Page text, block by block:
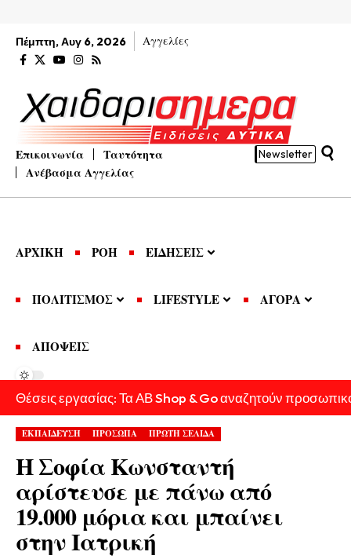
Πέμπτη, Αυγ 6, 2026 Αγγελίες
Επικοινωνία
Ταυτότητα
Ανέβασμα Αγγελίας
Newsletter
ΑΡΧΙΚΗ ΡΟΗ ΕΙΔΗΣΕΙΣ
ΠΟΛΙΤΙΣΜΟΣ LIFESTYLE ΑΓΟΡΑ
ΑΠΟΨΕΙΣ
Θέσεις εργασίας: Τα ΑΒ Shop & Go αναζητούν
ΕΚΠΑΙΔΕΥΣΗ ΠΡΟΣΩΠΑ ΠΡΩΤΗ ΣΕΛΙΔΑ
Η Σοφία Κωνσταντή
αρίστευσε με πάνω από
19.000 μόρια και μπαίνει
στην Ιατρική